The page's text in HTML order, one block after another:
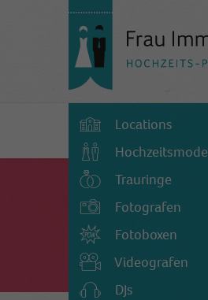
Locations
Hochzeitsmode
Trauringe
Fotografen
Fotoboxen
Videografen
DJs